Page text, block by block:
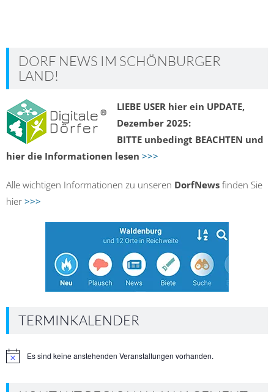
DORF NEWS IM SCHÖNBURGER
LAND!
LIEBE USER hier ein UPDATE,
Dezember 2025:
BITTE unbedingt BEACHTEN und
hier die Informationen lesen >>>
Alle wichtigen Informationen zu unseren DorfNews finden Sie
hier >>>
TERMINKALENDER
HinweisEs sind keine anstehenden Veranstaltungen vorhanden.